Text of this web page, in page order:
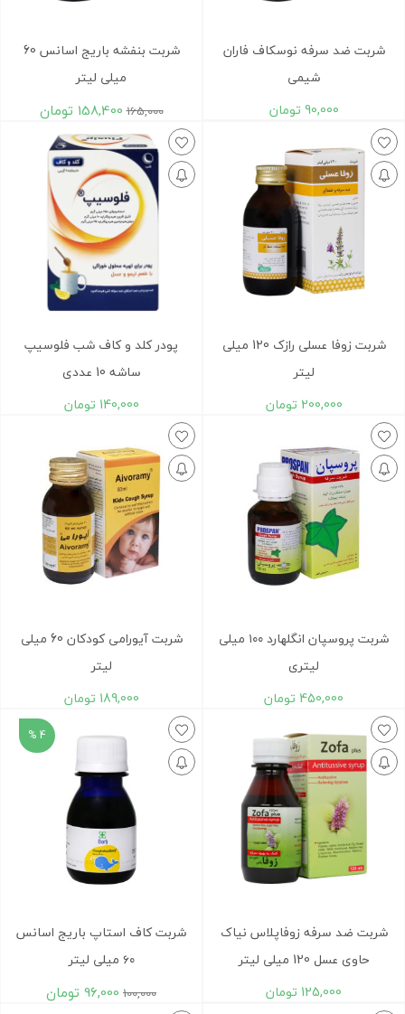
شربت ضد سرفه نوسکاف فاران
شیمی
90,000 تومان
شربت ‎بنفشه باریج اسانس 60
میلی لیتر
165,000
158,400 تومان
شربت زوفا عسلی رازک 120 میلی
لیتر
200,000 تومان
پودر کلد و کاف شب فلوسیپ
ساشه 10 عددی
140,000 تومان
شربت پروسپان انگلهارد ۱۰۰ میلی
لیتری
450,000 تومان
شربت آیورامی کودکان 60 میلی
لیتر
189,000 تومان
شربت ضد سرفه زوفاپلاس نیاک
حاوی عسل 120 میلی لیتر
125,000 تومان
4 %
شربت کاف استاپ باریج اسانس
۶۰ میلی لیتر
100,000
96,000 تومان